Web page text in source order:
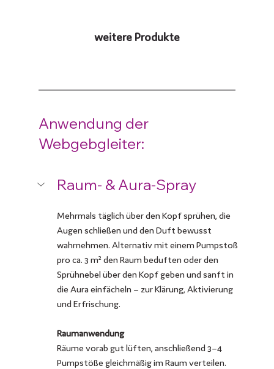
weitere Produkte
Anwendung der
Webgebgleiter:
Raum- & Aura-Spray
Mehrmals täglich über den Kopf sprühen, die
Augen schließen und den Duft bewusst
wahrnehmen. Alternativ mit einem Pumpstoß
pro ca. 3 m² den Raum beduften oder den
Sprühnebel über den Kopf geben und sanft in
die Aura einfächeln – zur Klärung, Aktivierung
und Erfrischung.
Raumanwendung
Räume vorab gut lüften, anschließend 3–4
Pumpstöße gleichmäßig im Raum verteilen.